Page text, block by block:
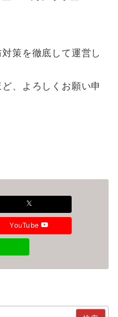
策を徹底して運営し
、よろしくお願い申
YouTube